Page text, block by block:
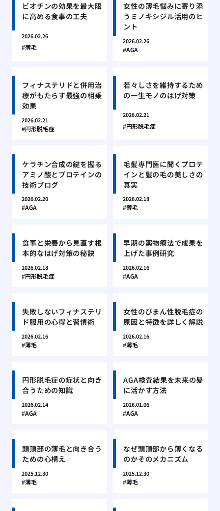
ビオチンの効果を最大限
に高める食事の工夫
2026.02.26
薄毛
女性の薄毛悩みに寄り添
うミノキシジル活用のヒ
ント
2026.02.26
AGA
フィナステリドと併用治
療がもたらす最強の相乗
効果
2026.02.21
円形脱毛症
若々しさを維持するため
の一生モノのはげ対策
2026.02.21
円形脱毛症
ケラチン合成の鍵を握る
アミノ酸とプロテインの
技術ブログ
2026.02.20
AGA
毛髪専門医に聞くプロテ
インと髪の毛の美しさの
真実
2026.02.18
薄毛
食事と栄養から見直す根
本的なはげ対策の秘訣
2026.02.18
円形脱毛症
早期の薬物療法で成果を
上げた事例研究
2026.02.16
AGA
失敗しないフィナステリ
ド服用の心得と習慣術
2026.02.16
薄毛
女性のびまん性脱毛症の
原因と特徴を詳しく解説
2026.02.16
薄毛
円形脱毛症の症状と向き
合うための知識
2026.02.14
AGA
AGA検査結果を未来の髪
に活かす方法
2026.01.06
AGA
頭頂部の薄毛と向き合う
ための心構え
2025.12.30
薄毛
なぜ頭頂部から薄くなる
のかそのメカニズム
2025.12.30
薄毛